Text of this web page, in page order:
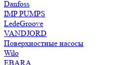
Danfoss
IMP PUMPS
LedeGroove
VANDJORD
Поверхностные насосы
Wilo
EBARA